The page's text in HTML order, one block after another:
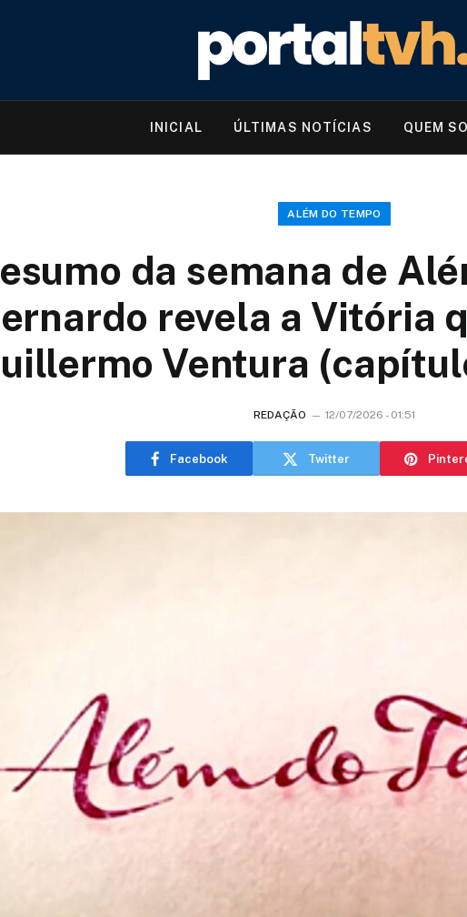
INICIAL ÚLTIMAS NOTÍCIAS QUEM
ALÉM DO TEMPO
da semana de
revela a Vitória
Ventura
REDAÇÃO 12/07/2026 - 01:51
Facebook Twitter